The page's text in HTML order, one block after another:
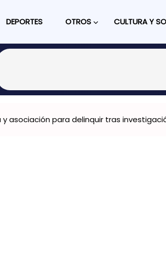
DEPORTES OTROS CULTURA Y
asociación para delinquir tras